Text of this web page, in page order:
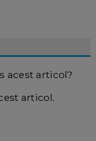
acest articol?
articol.